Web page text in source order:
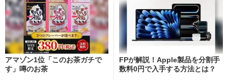
アマゾン1位「このお茶ガチで
す」噂のお茶
FPが解説！Apple製品を分割手
数料0円で入手する方法とは？